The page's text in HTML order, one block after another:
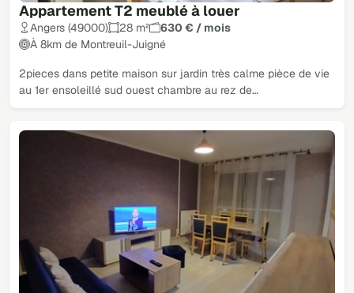
Appartement T2 meublé à louer
Angers (49000) 28 m²
630 € / mois
À 8km de Montreuil-Juigné
2pieces dans petite maison sur jardin très calme pièce de vie
au 1er ensoleillé sud ouest chambre au rez de…